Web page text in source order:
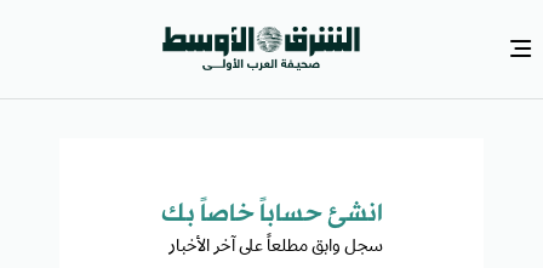
انشئ حساباً خاصاً بك​
سجل وابق مطلعاً على آخر الأخبار ​